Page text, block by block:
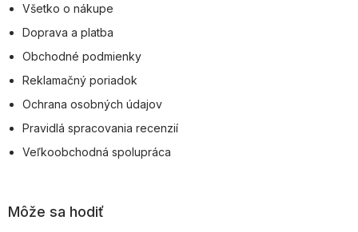
Všetko o nákupe
Doprava a platba
Obchodné podmienky
Reklamačný poriadok
Ochrana osobných údajov
Pravidlá spracovania recenzií
Veľkoobchodná spolupráca
Môže sa hodiť